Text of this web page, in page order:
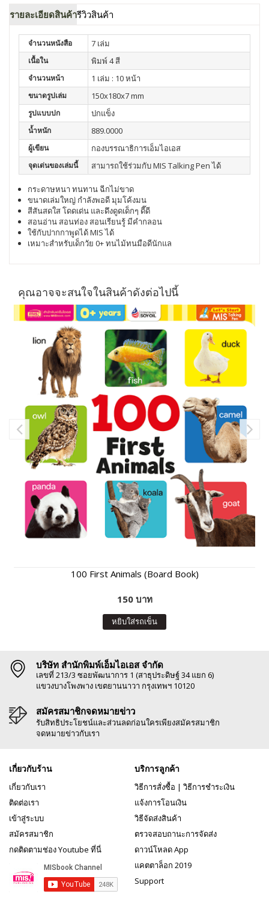
รายละเอียดสินค้ารีวิวสินค้า
จำนวนหนังสือ 7 เล่ม
เนื้อใน พิมพ์ 4 สี
จำนวนหน้า 1 เล่ม : 10 หน้า
ขนาดรูปเล่ม 150x180x7 mm
รูปแบบปก ปกแข็ง
น้ำหนัก 889.0000
ผู้เขียน กองบรรณาธิการเอ็มไอเอส
จุดเด่นของเล่มนี้ สามารถใช้ร่วมกับ MIS Talking Pen ได้
กระดาษหนา ทนทาน ฉีกไม่ขาด
ขนาดเล่มใหญ่ กำลังพอดี มุมโค้งมน
สีสันสดใส โดดเด่น และดึงดูดเด็กๆ ดี๊ดี
สอนอ่าน สอนท่อง สอนเรียนรู้ มีคำกลอน
ใช้กับปากกาพูดได้ MIS ได้
เหมาะสำหรับเด็กวัย 0+ ทนไม้ทนมือดีนักแล
คุณอาจจะสนใจในสินค้าดังต่อไปนี้
100 First Animals (Board Book)
150 บาท
หยิบใส่รถเข็น
บริษัท สำนักพิมพ์เอ็มไอเอส จำกัด
เลขที่ 213/3 ซอยพัฒนาการ 1 (สาธุประดิษฐ์ 34 แยก 6)
แขวงบางโพงพาง เขตยานนาวา กรุงเทพฯ 10120
สมัครสมาชิกจดหมายข่าว
รับสิทธิประโยชน์และส่วนลดก่อนใครเพียงสมัครสมาชิก
จดหมายข่าวกับเรา
เกี่ยวกับร้าน
เกี่ยวกับเรา
ติดต่อเรา
เข้าสู่ระบบ
สมัครสมาชิก
กดติดตามช่อง Youtube ที่นี่
บริการลูกค้า
วิธีการสั่งซื้อ | วิธีการชำระเงิน
แจ้งการโอนเงิน
วิธีจัดส่งสินค้า
ตรวจสอบถานะการจัดส่ง
ดาวน์โหลด App
แคตตาล็อก 2019
Support